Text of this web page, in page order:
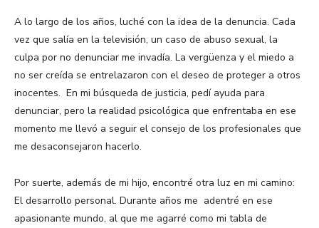
A lo largo de los años, luché con la idea de la denuncia. Cada
vez que salía en la televisión, un caso de abuso sexual, la
culpa por no denunciar me invadía. La vergüenza y el miedo a
no ser creída se entrelazaron con el deseo de proteger a otros
inocentes. En mi búsqueda de justicia, pedí ayuda para
denunciar, pero la realidad psicológica que enfrentaba en ese
momento me llevó a seguir el consejo de los profesionales que
me desaconsejaron hacerlo.
Por suerte, además de mi hijo, encontré otra luz en mi camino:
El desarrollo personal. Durante años me adentré en ese
apasionante mundo, al que me agarré como mi tabla de